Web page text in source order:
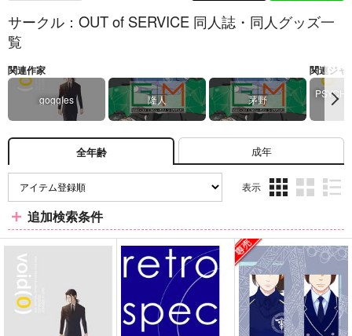
サークル：OUT of SERVICE 同人誌・同人グッズ一
覧
関連作家
goggles 隆人 茅野
関連ジャ
全年齢 成年
表示
ム
表
示
ム
表
示
ム
表
示
追加検索条件